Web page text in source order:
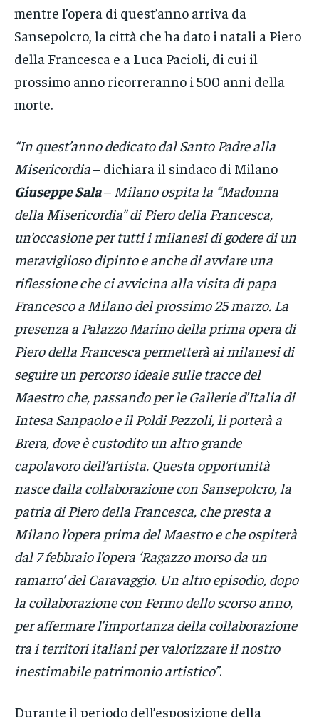
mentre l’opera di quest’anno arriva da
Sansepolcro, la città che ha dato i natali a Piero
della Francesca e a Luca Pacioli, di cui il
prossimo anno ricorreranno i 500 anni della
morte.
“In quest’anno dedicato dal Santo Padre alla
Misericordia– dichiara il sindaco di Milano
Giuseppe Sala– Milano ospita la “Madonna
della Misericordia” di Piero della Francesca,
un’occasione per tutti i milanesi di godere di un
meraviglioso dipinto e anche di avviare una
riflessione che ci avvicina alla visita di papa
Francesco a Milano del prossimo 25 marzo. La
presenza a Palazzo Marino della prima opera di
Piero della Francesca permetterà ai milanesi di
seguire un percorso ideale sulle tracce del
Maestro che, passando per le Gallerie d’Italia di
Intesa Sanpaolo e il Poldi Pezzoli, li porterà a
Brera, dove è custodito un altro grande
capolavoro dell’artista. Questa opportunità
nasce dalla collaborazione con Sansepolcro, la
patria di Piero della Francesca, che presta a
Milano l’opera prima del Maestro e che ospiterà
dal 7 febbraio l’opera ‘Ragazzo morso da un
ramarro’ del Caravaggio. Un altro episodio, dopo
la collaborazione con Fermo dello scorso anno,
per affermare l’importanza della collaborazione
tra i territori italiani per valorizzare il nostro
inestimabile patrimonio artistico”.
Durante il periodo dell’esposizione della